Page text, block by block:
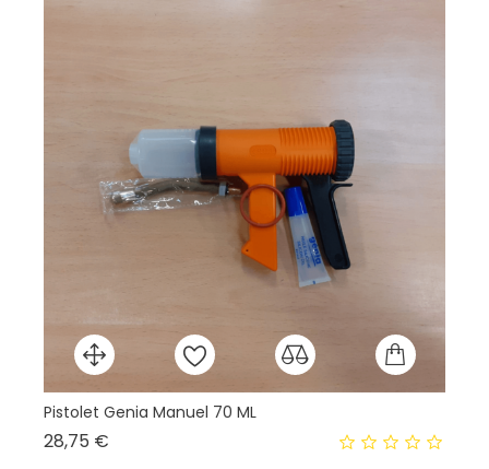
Pistolet Genia Manuel 70 ML
28,75 €